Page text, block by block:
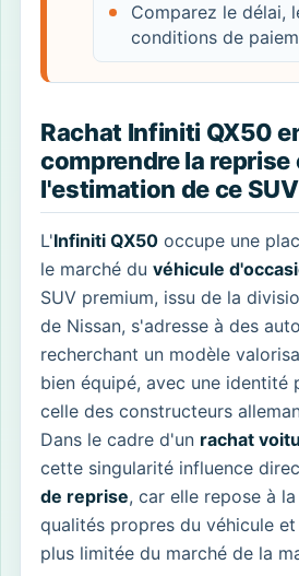
Comparez le délai,
conditions de
Rachat Infiniti QX50
comprendre la reprise
l'estimation de ce
L'Infiniti QX50 occupe une
le marché du véhicule
SUV premium, issu de la
de Nissan, s'adresse à des
recherchant un modèle
bien équipé, avec une identité
celle des constructeurs
Dans le cadre d'un rachat
cette singularité influence
de reprise, car elle repose à
qualités propres du véhicule
plus limitée du marché de la